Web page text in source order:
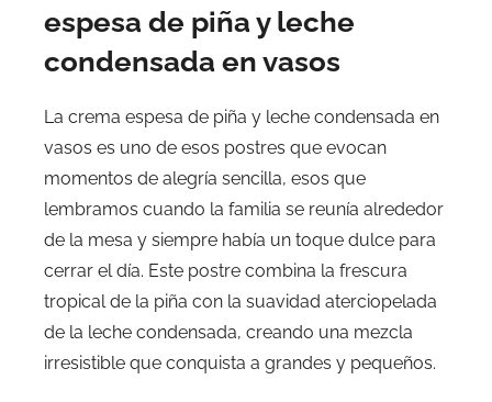
espesa de piña y leche
condensada en vasos
La crema espesa de piña y leche condensada en
vasos es uno de esos postres que evocan
momentos de alegría sencilla, esos que
lembramos cuando la familia se reunía alrededor
de la mesa y siempre había un toque dulce para
cerrar el día. Este postre combina la frescura
tropical de la piña con la suavidad aterciopelada
de la leche condensada, creando una mezcla
irresistible que conquista a grandes y pequeños.